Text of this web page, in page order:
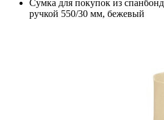
Сумка для покупок из
ручкой 550/30 мм, бежевый